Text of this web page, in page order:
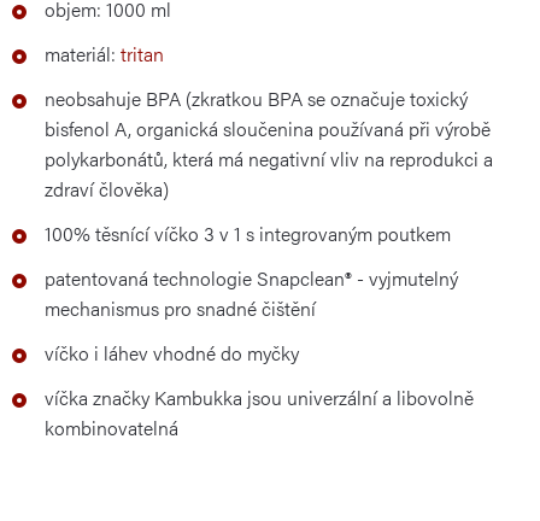
objem: 1000 ml
materiál: tritan
neobsahuje BPA (zkratkou BPA se označuje toxický
bisfenol A, organická sloučenina používaná při výrobě
polykarbonátů, která má negativní vliv na reprodukci a
zdraví člověka)
100% těsnící víčko 3 v 1 s integrovaným poutkem
patentovaná technologie Snapclean® - vyjmutelný
mechanismus pro snadné čištění
víčko i láhev vhodné do myčky
víčka značky Kambukka jsou univerzální a libovolně
kombinovatelná